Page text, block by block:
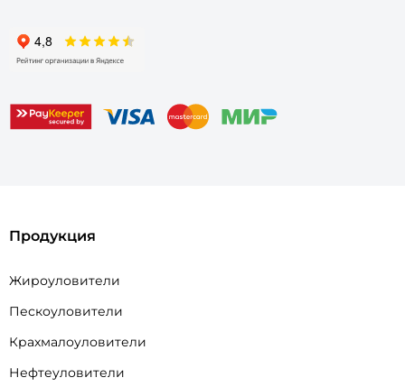
Продукция
Жироуловители
Пескоуловители
Крахмалоуловители
Нефтеуловители